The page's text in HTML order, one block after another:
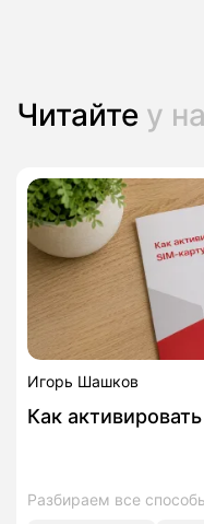
Читайте у
Игорь Шашков
Как
Разбираем все